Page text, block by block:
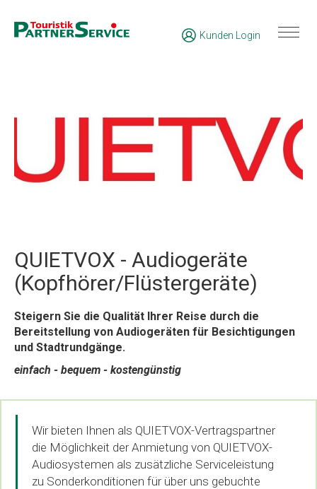
Kunden Login
QUIETVOX - Audiogeräte
(Kopfhörer/Flüstergeräte)
Steigern Sie die Qualität Ihrer Reise durch die
Bereitstellung von Audiogeräten für Besichtigungen
und Stadtrundgänge.
einfach - bequem - kostengünstig
Wir bieten Ihnen als QUIETVOX-Vertragspartner
die Möglichkeit der Anmietung von QUIETVOX-
Audiosystemen als zusätzliche Serviceleistung
zu Sonderkonditionen für über uns gebuchte